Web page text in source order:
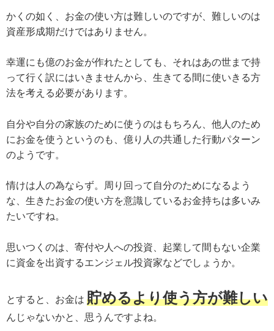
かくの如く、お金の使い方は難しいのですが、難しいのは
資産形成期だけではありません。
幸運にも億のお金が作れたとしても、それはあの世まで持
って行く訳にはいきませんから、生きてる間に使いきる方
法を考える必要があります。
自分や自分の家族のために使うのはもちろん、他人のため
にお金を使うというのも、億り人の共通した行動パターン
のようです。
情けは人の為ならず。周り回って自分のためになるよう
な、生きたお金の使い方を意識しているお金持ちは多いみ
たいですね。
思いつくのは、寄付や人への投資、起業して間もない企業
に資金を出資するエンジェル投資家などでしょうか。
とすると、お金は 貯めるより使う方が難しい
んじゃないかと、思うんですよね。